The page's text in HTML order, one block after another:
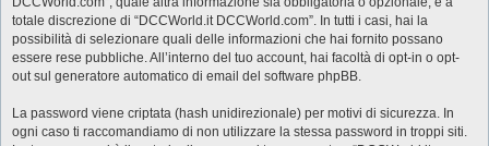
totale discrezione di “DCCWorld.it DCCWorld.com”. In tutti i casi, hai la
possibilità di selezionare quali delle informazioni che hai fornito possano
essere rese pubbliche. All’interno del tuo account, hai facoltà di opt-in o opt-
out sul generatore automatico di email del software phpBB.
La password viene criptata (hash unidirezionale) per motivi di sicurezza. In
ogni caso ti raccomandiamo di non utilizzare la stessa password in troppi siti.